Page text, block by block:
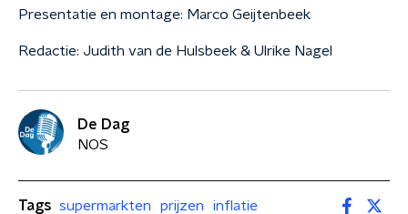
Presentatie en montage: Marco Geijtenbeek
Redactie: Judith van de Hulsbeek & Ulrike Nagel
De Dag
NOS
Tags supermarkten prijzen
inflatie